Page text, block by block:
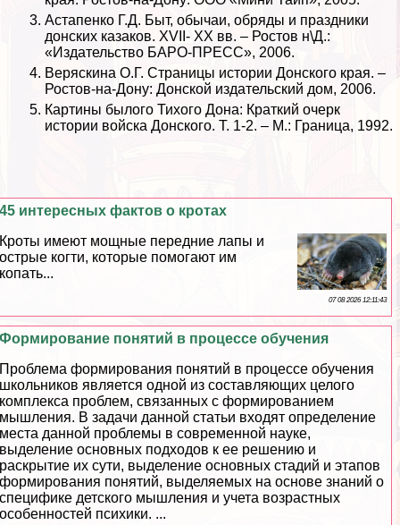
Астапенко Г.Д. Быт, обычаи, обряды и праздники
донских казаков. XVII- XX вв. – Ростов н\Д.:
«Издательство БАРО-ПРЕСС», 2006.
Веряскина О.Г. Страницы истории Донского края. –
Ростов-на-Дону: Донской издательский дом, 2006.
Картины былого Тихого Дона: Краткий очерк
истории войска Донского. Т. 1-2. – М.: Граница, 1992.
45 интересных фактов о кротах
Кроты имеют мощные передние лапы и
острые когти, которые помогают им
копать...
07 08 2026 12:11:43
Формирование понятий в процессе обучения
Проблема формирования понятий в процессе обучения
школьников является одной из составляющих целого
комплекса проблем, связанных с формированием
мышления. В задачи данной статьи входят определение
места данной проблемы в современной науке,
выделение основных подходов к ее решению и
раскрытие их сути, выделение основных стадий и этапов
формирования понятий, выделяемых на основе знаний о
специфике детского мышления и учета возрастных
особенностей психики. ...